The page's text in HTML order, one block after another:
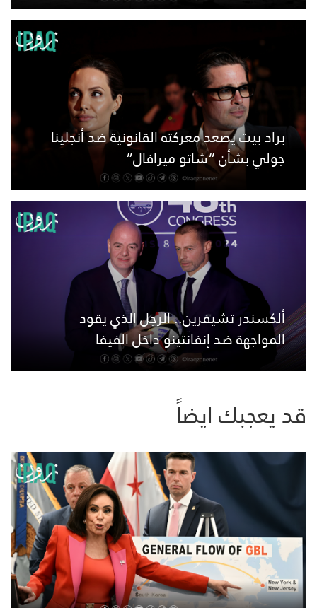
براد بيت يصعد معركته القانونية ضد أنجلينا
جولي بشأن “شاتو ميرافال”
ألكسندر تشيفرين.. الرجل الذي يقود
المواجهة ضد إنفانتينو داخل الفيفا
قد يعجبك ايضاً